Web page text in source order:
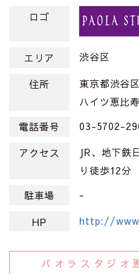
ロゴ
エリア 渋谷区
住所
東京都渋谷
ハイツ恵比
電話番号
03-5702-
アクセス
JR、地下鉄
り徒歩12分
駐車場
-
HP http://
パオラスタジ